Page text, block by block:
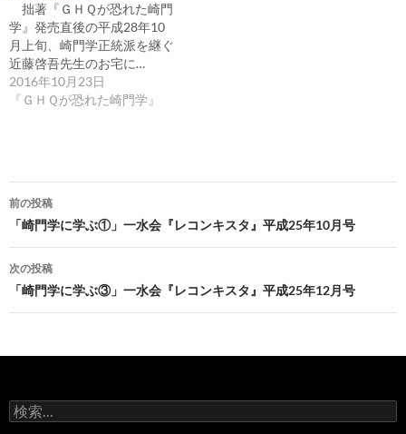
拙著『ＧＨＱが恐れた崎門
学』発売直後の平成28年10
月上旬、崎門学正統派を継ぐ
近藤啓吾先生のお宅に…
2016年10月23日
『ＧＨＱが恐れた崎門学』
投
稿
ナ
ビ
ゲ
ー
ョ
前の投稿
「崎門学に学ぶ①」一水会『レコンキスタ』平成25年10月号
次の投稿
「崎門学に学ぶ③」一水会『レコンキスタ』平成25年12月号
検
索: